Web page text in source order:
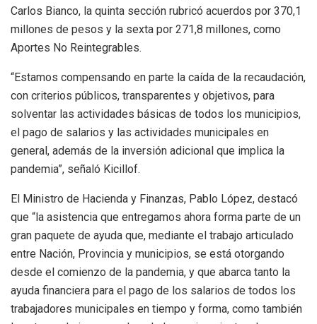
Carlos Bianco, la quinta sección rubricó acuerdos por 370,1
millones de pesos y la sexta por 271,8 millones, como
Aportes No Reintegrables.
“Estamos compensando en parte la caída de la recaudación,
con criterios públicos, transparentes y objetivos, para
solventar las actividades básicas de todos los municipios,
el pago de salarios y las actividades municipales en
general, además de la inversión adicional que implica la
pandemia”, señaló Kicillof.
El Ministro de Hacienda y Finanzas, Pablo López, destacó
que “la asistencia que entregamos ahora forma parte de un
gran paquete de ayuda que, mediante el trabajo articulado
entre Nación, Provincia y municipios, se está otorgando
desde el comienzo de la pandemia, y que abarca tanto la
ayuda financiera para el pago de los salarios de todos los
trabajadores municipales en tiempo y forma, como también